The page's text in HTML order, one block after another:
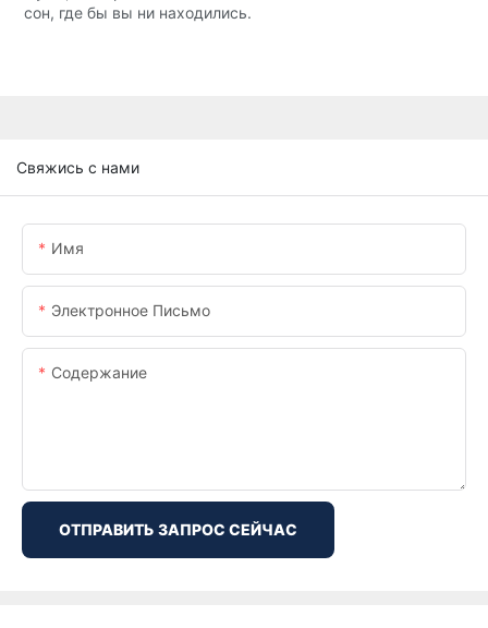
сон, где бы вы ни находились.
Свяжись с нами
Имя
Электронное Письмо
Содержание
ОТПРАВИТЬ ЗАПРОС СЕЙЧАС